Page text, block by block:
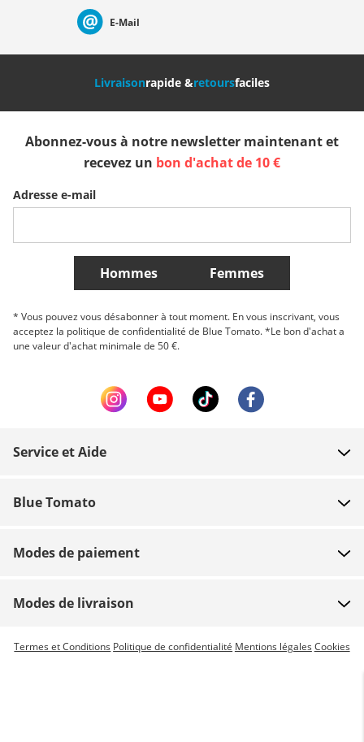
Nederland Italia (Italiano) Italien (Deutsch)
Slovenija België (Nederlands)
Belgique (Français) Danmark Norge
Plus de Pays
E-Mail
Livraisonrapide &retoursfaciles
Abonnez-vous à notre newsletter maintenant et
recevez un bon d'achat de 10 €
Adresse e-mail
Hommes Femmes
* Vous pouvez vous désabonner à tout moment. En vous inscrivant, vous
acceptez la politique de confidentialité de Blue Tomato. *Le bon d'achat a
une valeur d'achat minimale de 50 €.
Service et Aide
Paiement
Retours
Suivi commande
Blue Tomato
Emplois
Blue World
Modes de paiement
Modes de livraison
Livraison express possible
Termes et Conditions Politique de confidentialité Mentions légales Cookies